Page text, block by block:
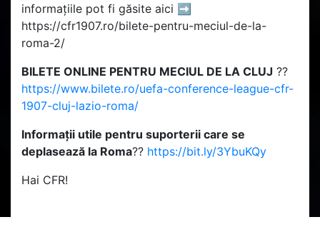
informațiile pot fi găsite aici ➡
https://cfr1907.ro/bilete-pentru-meciul-de-la-
roma-2/
BILETE ONLINE PENTRU MECIUL DE LA CLUJ ??
https://www.bilete.ro/uefa-conference-league-cfr-
1907-cluj-lazio-roma/
Informații utile pentru suporterii care se
deplasează la Roma?? https://bit.ly/3YbuKQy
Hai CFR!